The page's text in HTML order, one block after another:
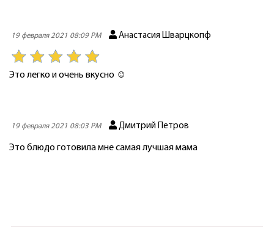
19 февраля 2021 08:09 PM Анастасия Шварцкопф
Это легко и очень вкусно ☺️
19 февраля 2021 08:03 PM Дмитрий Петров
Это блюдо готовила мне самая лучшая мама